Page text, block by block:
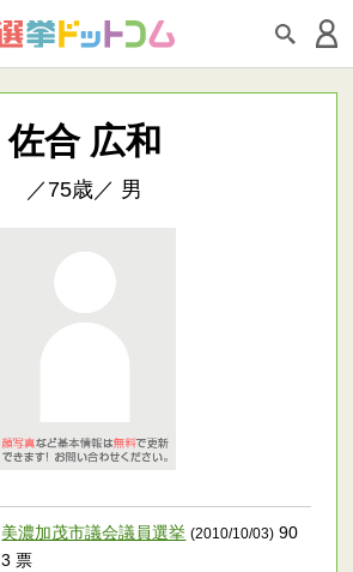
佐合 広和
／75歳／ 男
美濃加茂市議会議員選挙 (2010/10/03) 90
3 票